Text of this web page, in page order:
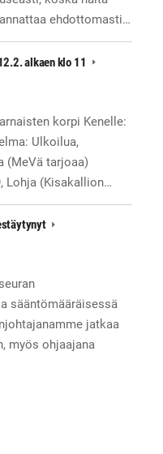
ehdottomasti…
alkaen klo 11
korpi Kenelle:
Ulkoilua,
(MeVä tarjoaa)
Lohja (Kisakallion…
sääntömääräisessä
jatkaa
myös ohjaajana